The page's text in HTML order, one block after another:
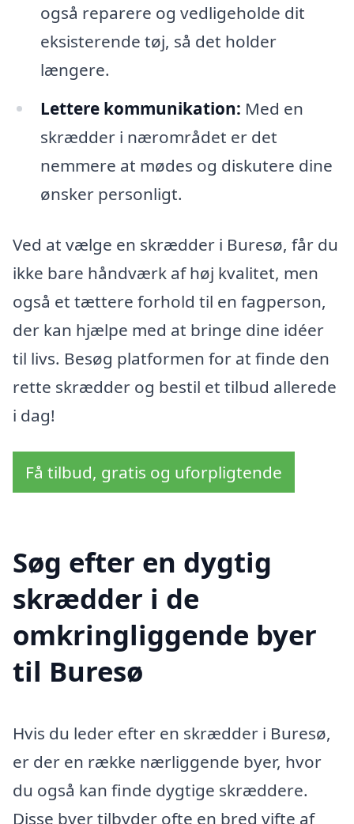
også reparere og vedligeholde dit
eksisterende tøj, så det holder
længere.
Lettere kommunikation: Med en
skrædder i nærområdet er det
nemmere at mødes og diskutere dine
ønsker personligt.
Ved at vælge en skrædder i Buresø, får du
ikke bare håndværk af høj kvalitet, men
også et tættere forhold til en fagperson,
der kan hjælpe med at bringe dine idéer
til livs. Besøg platformen for at finde den
rette skrædder og bestil et tilbud allerede
i dag!
Få tilbud, gratis og uforpligtende
Søg efter en dygtig
skrædder i de
omkringliggende byer
til Buresø
Hvis du leder efter en skrædder i Buresø,
er der en række nærliggende byer, hvor
du også kan finde dygtige skræddere.
Disse byer tilbyder ofte en bred vifte af